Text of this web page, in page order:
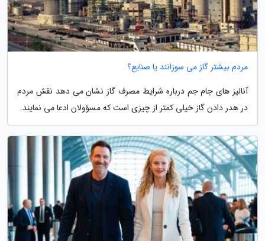
مردم بیشتر گاز می سوزانند یا صنایع؟
آنالیز های جام جم درباره شرایط مصرف گاز نشان می دهد نقش مردم
در هدر دادن گاز خیلی کمتر از چیزی است که مسؤولان ادعا می نمایند.